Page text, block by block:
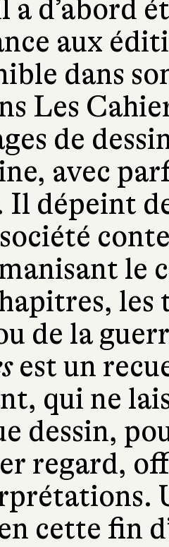
a d’abord
aux
dans
Les
de
avec
Il dépeint
le
les
de la
est un
qui ne
dessin,
regard,
cette fin